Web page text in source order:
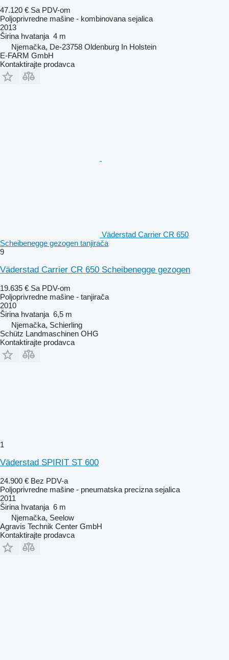
47.120 € Sa PDV-om
Poljoprivredne mašine - kombinovana sejalica
2013
Širina hvatanja 4 m
Njemačka, De-23758 Oldenburg In Holstein
E-FARM GmbH
Kontaktirajte prodavca
Väderstad Carrier CR 650
Scheibenegge gezogen tanjirača
9
Väderstad Carrier CR 650 Scheibenegge gezogen
19.635 € Sa PDV-om
Poljoprivredne mašine - tanjirača
2010
Širina hvatanja 6,5 m
Njemačka, Schierling
Schütz Landmaschinen OHG
Kontaktirajte prodavca
1
Väderstad SPIRIT ST 600
24.900 € Bez PDV-a
Poljoprivredne mašine - pneumatska precizna sejalica
2011
Širina hvatanja 6 m
Njemačka, Seelow
Agravis Technik Center GmbH
Kontaktirajte prodavca